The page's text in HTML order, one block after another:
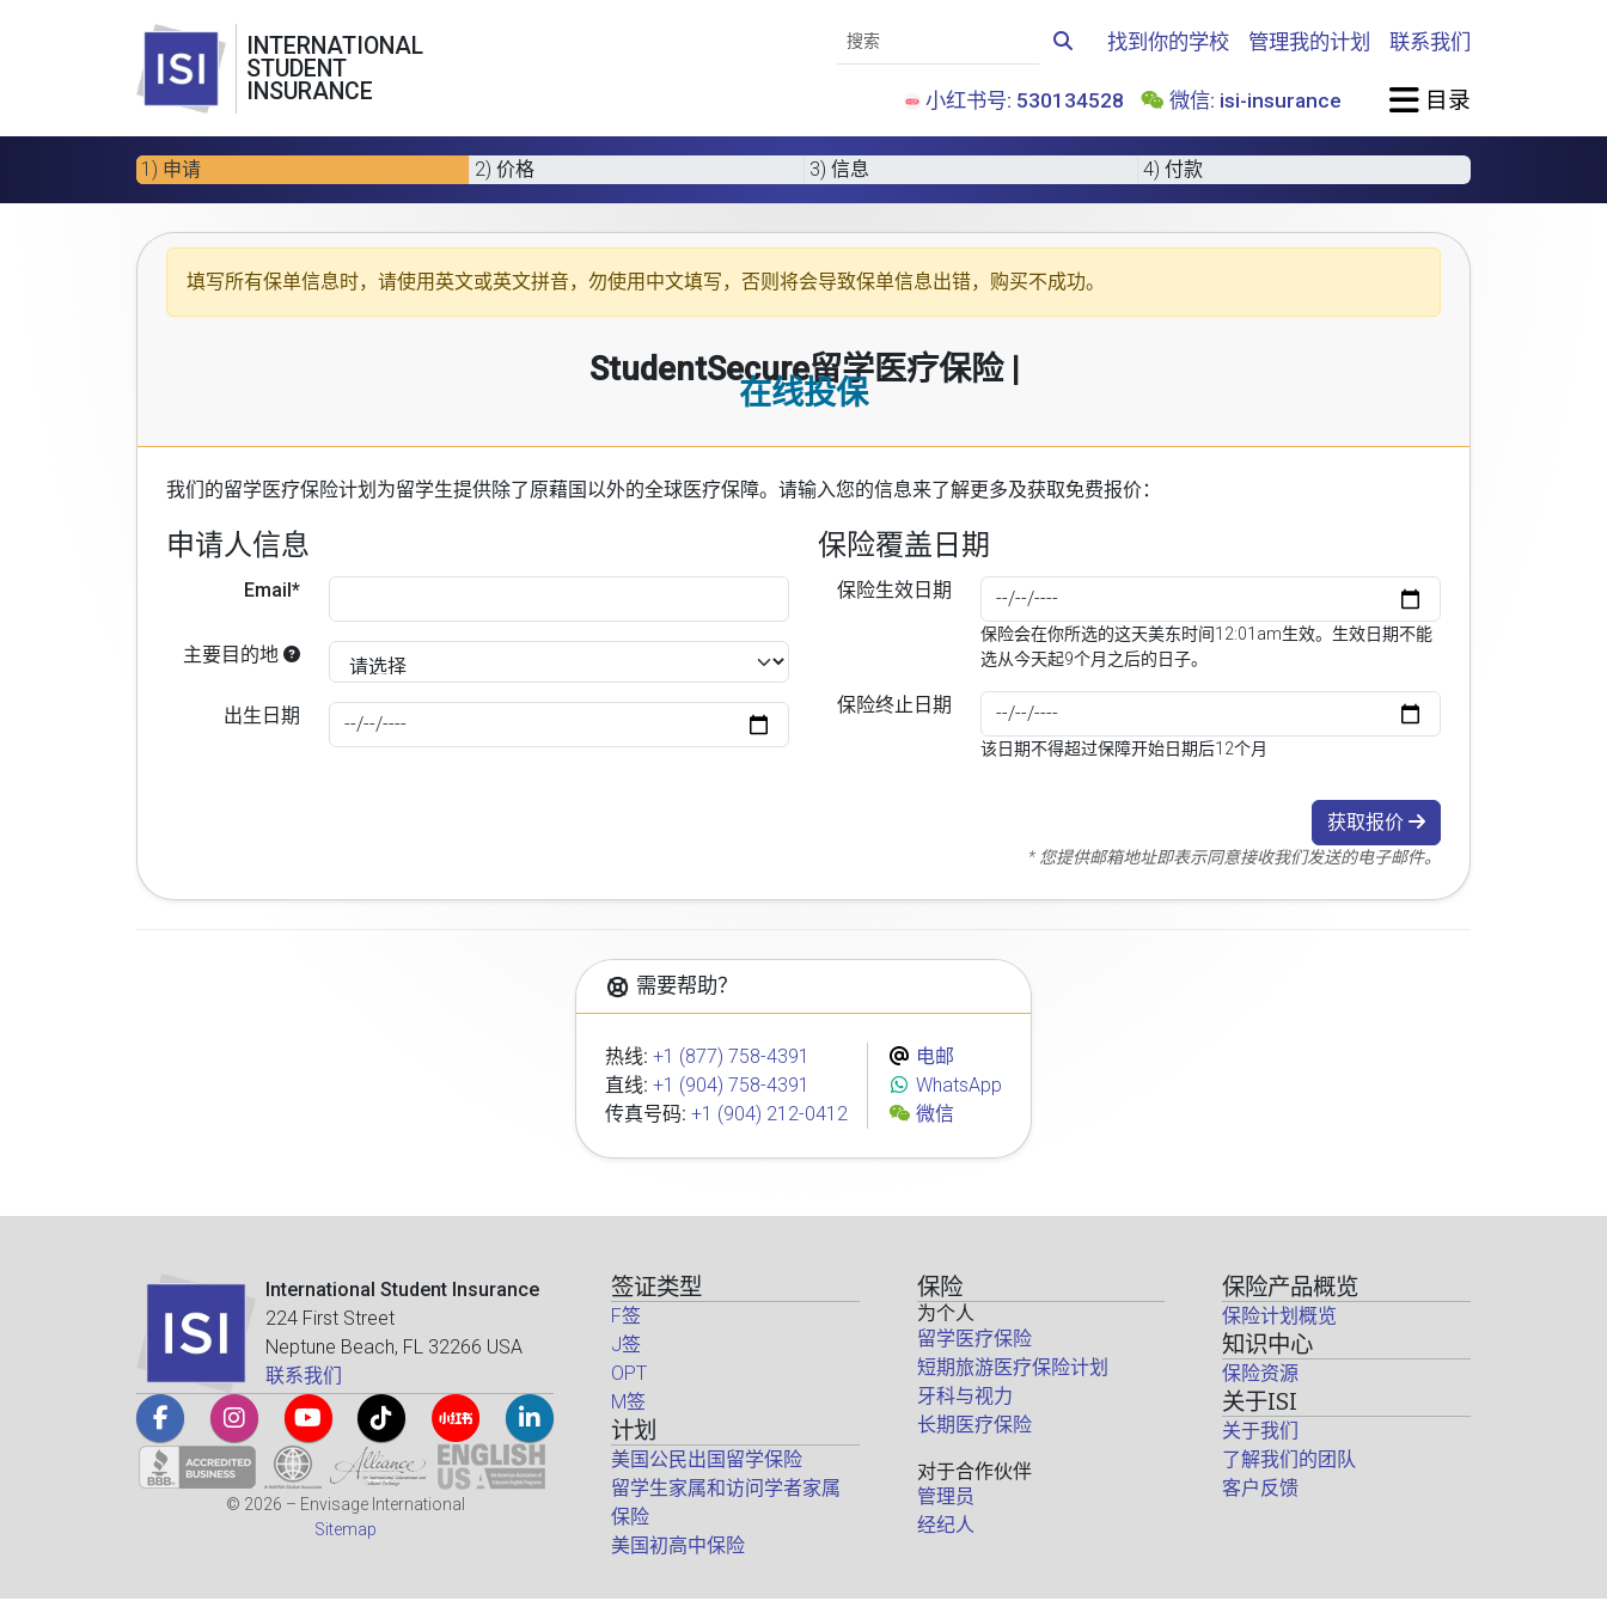
INTERNATIONAL
STUDENT
INSURANCE
找到你的学校 管理我的计划 联系我们
小红书号: 530134528 微信: isi-insurance 目录
1) 申请 2) 价格 3) 信息 4) 付款
填写所有保单信息时，请使用 英文或英文拼音，勿使用中文填写，否则将会导致保单信息出错，购买不成功。
StudentSecure留学医疗保险 |
在线投保
我们的留学医疗保险计划 为留学生提供除了原藉国以外的全球医疗保障。请输入您的信息来了解更多及获取免费报价：
申请人信息
Email*
主要目的地
出生日期
保险覆盖日期
保险生效日期
保险会在你所选的这天美东时间12:01am生效。生效日期不能
选从今天起9个月之后的日子。
保险终止日期
该日期不得超过保障开始日期后12个月
获取报价
* 您提供邮箱地址即表示同意接收我们发送的电子邮件。
需要帮助？
热线: +1 (877) 758-4391
直线: +1 (904) 758-4391
传真号码: +1 (904) 212-0412
电邮
WhatsApp
微信
International Student Insurance
224 First Street
Neptune Beach, FL 32266 USA
联系我们
© 2026 – Envisage International
Sitemap
签证类型
F签
J签
OPT
M签
计划
美国公民出国留学保险
留学生家属和访问学者家属
保险
美国初高中保险
保险
为个人
留学医疗保险
短期旅游医疗保险计划
牙科与视力
长期医疗保险
对于合作伙伴
管理员
经纪人
保险产品概览
保险计划概览
知识中心
保险资源
关于ISI
关于我们
了解我们的团队
客户反馈